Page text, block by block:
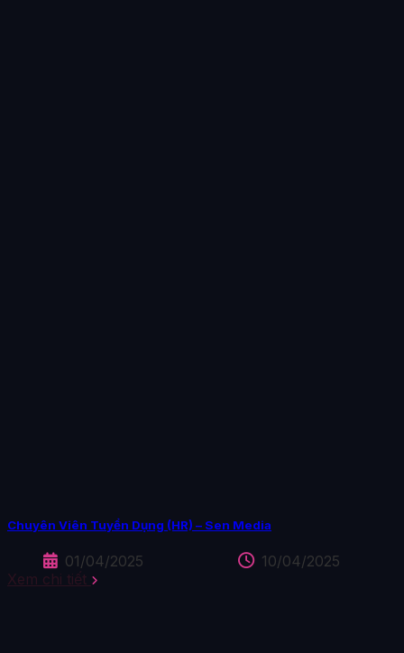
Chuyên Viên Tuyển Dụng (HR) – Sen Media
01/04/2025
10/04/2025
Xem chi tiết